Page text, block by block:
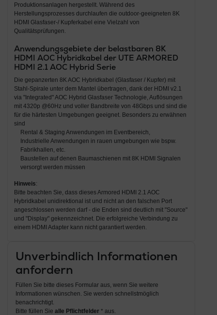
Produktionsanlagen hergestellt. Während des
Herstellungsprozesses durchlaufen die outdoor-geeigneten 8K
HDMI Glasfaser-/ Kupferkabel eine Vielzahl von
Qualitätsprüfungen.
Anwendungsgebiete der belastbaren 8K
HDMI AOC Hybridkabel der UTE ARMORED
HDMI 2.1 AOC Hybrid Serie
Die gepanzerten 8K AOC Hybridkabel (Glasfaser / Kupfer) mit
Stahl-Spirale unter dem Mantel übertragen, dank der HDMI v2.1
via "Integrated" AOC Hybrid Glasfaser Technologie, Auflösungen
mit 4320p @60Hz und voller Bandbreite von 48Gbps und sind die
für die härtesten Umgebungen geeignet. Besonders zu erwähnen
sind
Rental & Staging Anwendungen im Eventbereich,
Industrielle Anwendungen in rauen umgebungen wie bspw.
Fabrikhallen, etc.
Baustellen auf denen Baumaschienen mit 8K HDMI Signalen
versorgt werden müssen
Hinweis:
Bitte beachten Sie, dass dieses Armored HDMI 2.1 AOC
Hybridkabel unidirektional ist und nicht an den falschen Port
angeschlossen werden darf - die Enden sind deutlich mit "Source"
und "Display" gekennzeichnet. Die erfolgreiche Verbindung zu
einem HDMI Adapter kann nicht garantiert werden.
Unverbindlich Informationen
anfordern
Füllen Sie bitte dieses Formular aus, wenn Sie weitere
Informationen wünschen. Sie werden schnellstmöglich
benachrichtigt.
Bitte füllen Sie alle Pflichtfelder * aus.